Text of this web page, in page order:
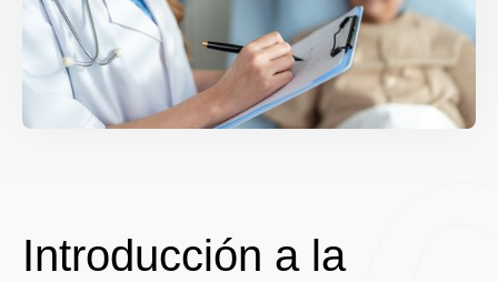
Introducción a la